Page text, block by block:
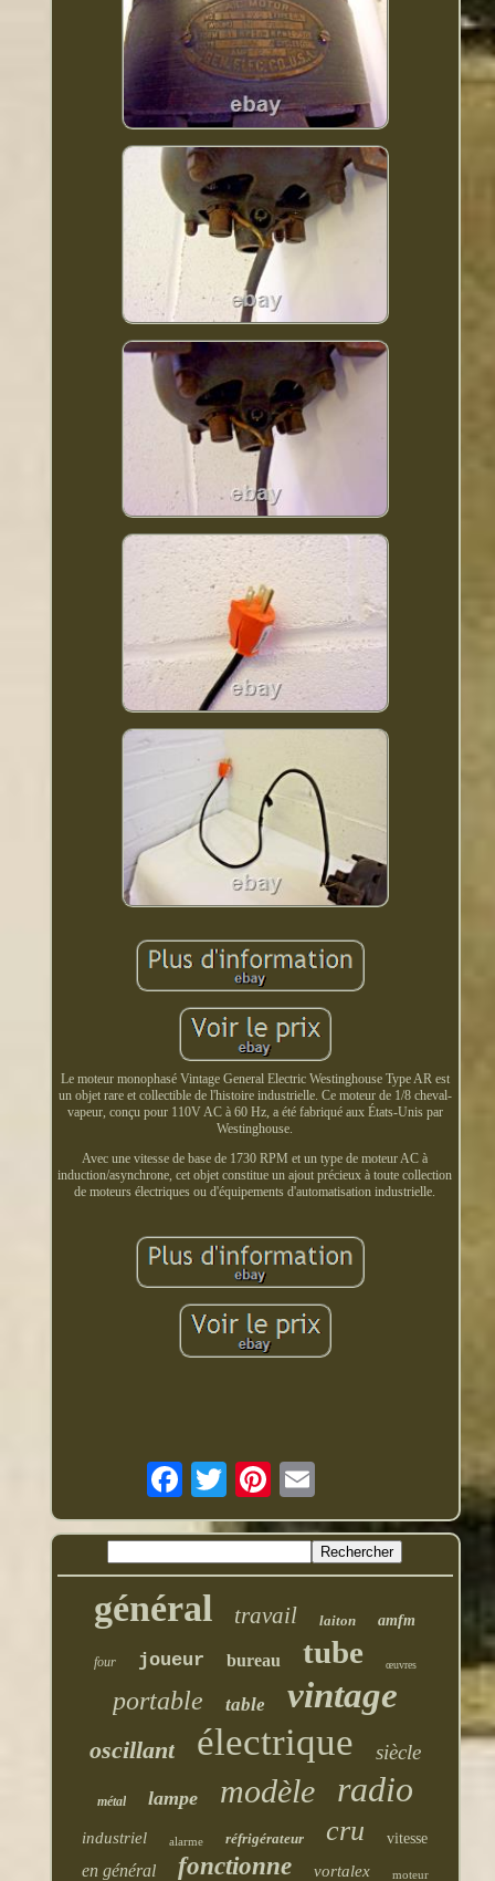
Le moteur monophasé Vintage General Electric Westinghouse Type AR est
un objet rare et collectible de l'histoire industrielle. Ce moteur de 1/8 cheval-
vapeur, conçu pour 110V AC à 60 Hz, a été fabriqué aux États-Unis par
Westinghouse.
Avec une vitesse de base de 1730 RPM et un type de moteur AC à
induction/asynchrone, cet objet constitue un ajout précieux à toute collection
de moteurs électriques ou d'équipements d'automatisation industrielle.
général travail laiton amfm
four joueur bureau tube œuvres
portable table vintage
oscillant électrique siècle
métal lampe modèle radio
industriel alarme réfrigérateur cru vitesse
en général fonctionne vortalex moteur